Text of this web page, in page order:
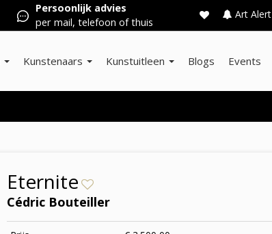
Persoonlijk advies
per mail, telefoon of thuis
Art Alert
Kunstenaars Kunstuitleen Blogs Events
Eternite
Cédric Bouteiller